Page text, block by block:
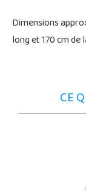
Dimensions
long et 170 cm de
CE